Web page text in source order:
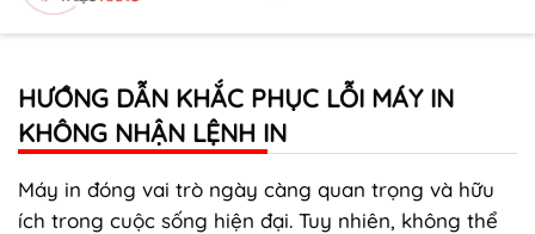
HƯỚNG DẪN KHẮC PHỤC LỖI MÁY IN
KHÔNG NHẬN LỆNH IN
Máy in đóng vai trò ngày càng quan trọng và hữu
ích trong cuộc sống hiện đại. Tuy nhiên, không thể